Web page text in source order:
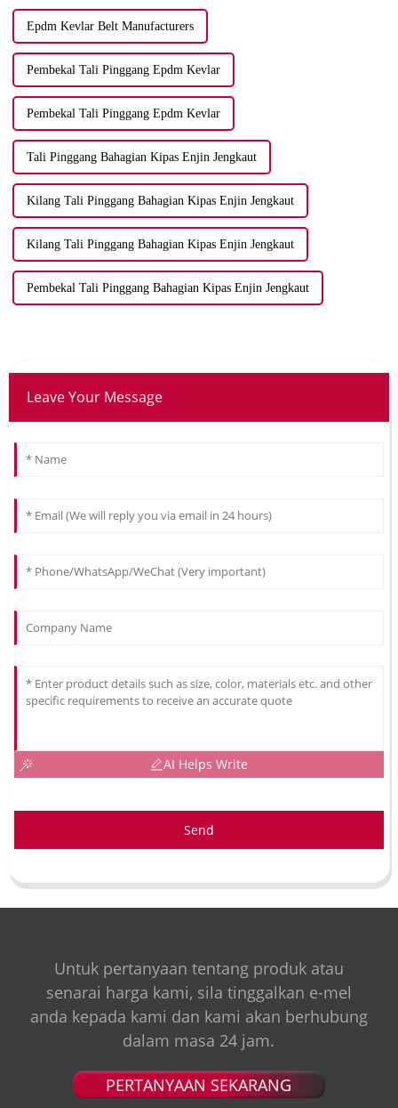
Epdm Kevlar Belt Manufacturers
Pembekal Tali Pinggang Epdm Kevlar
Pembekal Tali Pinggang Epdm Kevlar
Tali Pinggang Bahagian Kipas Enjin Jengkaut
Kilang Tali Pinggang Bahagian Kipas Enjin Jengkaut
Kilang Tali Pinggang Bahagian Kipas Enjin Jengkaut
Pembekal Tali Pinggang Bahagian Kipas Enjin Jengkaut
Leave Your Message
AI Helps Write
Send
Untuk pertanyaan tentang produk atau
senarai harga kami, sila tinggalkan e-mel
anda kepada kami dan kami akan berhubung
dalam masa 24 jam.
PERTANYAAN SEKARANG